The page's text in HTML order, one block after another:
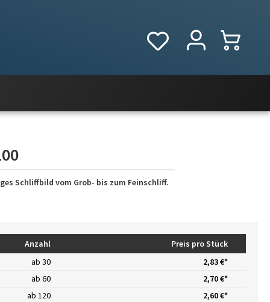
Schliffbild vom Grob- bis zum Feinschliff.
Anzahl
Preis pro Stück
ab 30
2,83 €*
ab 60
2,70 €*
ab 120
2,60 €*